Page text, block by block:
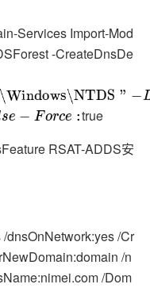
Services Import-Mod
-CreateDnsDe
\NTDS"−LogPath"C
e− Fo rce:
true
RSAT-ADDS安
dnsOnNetwork:yes /Cr
/n
/Dom